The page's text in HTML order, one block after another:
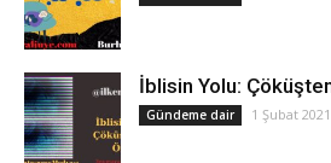
İblisin Yolu:
Gündeme dair 1 Şubat